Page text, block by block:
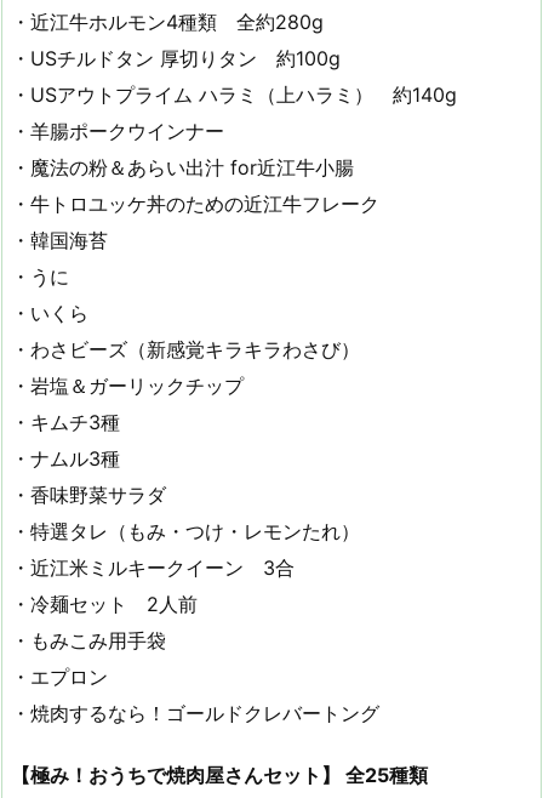
・近江牛ホルモン4種類 全約280g
・USチルドタン 厚切りタン 約100g
・USアウトプライム ハラミ（上ハラミ） 約140g
・羊腸ポークウインナー
・魔法の粉＆あらい出汁 for近江牛小腸
・牛トロユッケ丼のための近江牛フレーク
・韓国海苔
・うに
・いくら
・わさビーズ（新感覚キラキラわさび）
・岩塩＆ガーリックチップ
・キムチ3種
・ナムル3種
・香味野菜サラダ
・特選タレ（もみ・つけ・レモンたれ）
・近江米ミルキークイーン 3合
・冷麺セット 2人前
・もみこみ用手袋
・エプロン
・焼肉するなら！ゴールドクレバートング
【極み！おうちで焼肉屋さんセット】 全25種類